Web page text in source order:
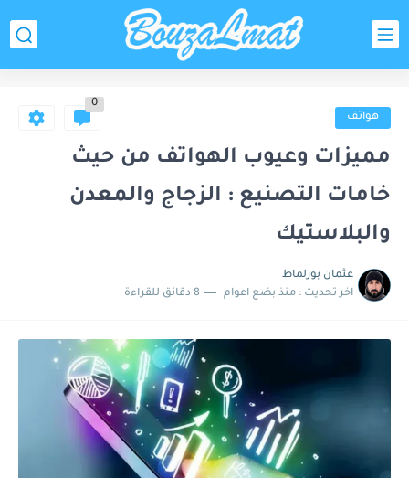
هواتف
0
مميزات وعيوب الهواتف من حيث
خامات التصنيع : الزجاج والمعدن
والبلاستيك
عثمان بوزلماط
اخر تحديث : منذ بضع اعوام 8 دقائق للقراءة